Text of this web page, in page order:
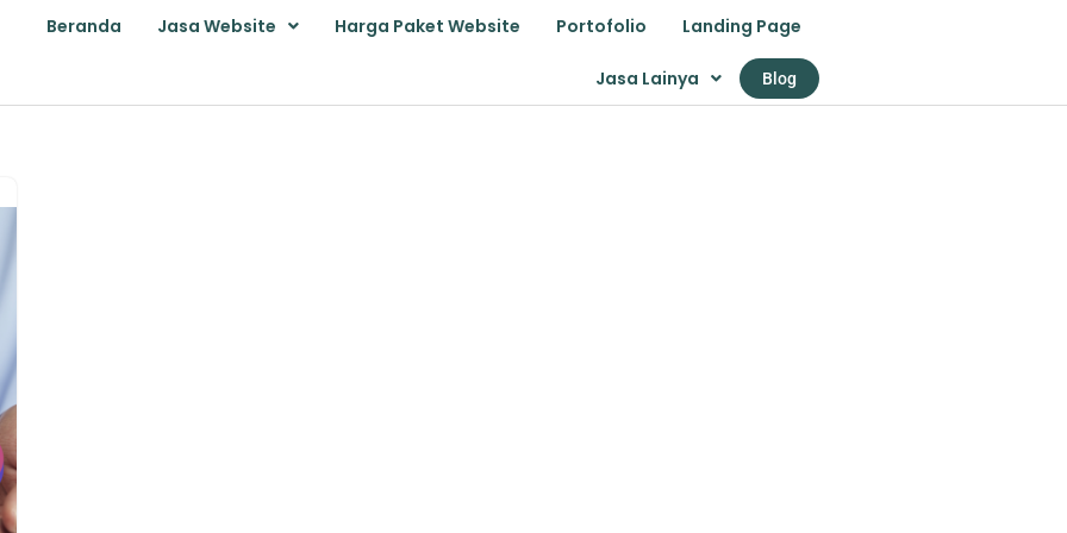
Beranda Jasa Website Harga Paket Website Portofolio Landing Page
Jasa Lainya Blog